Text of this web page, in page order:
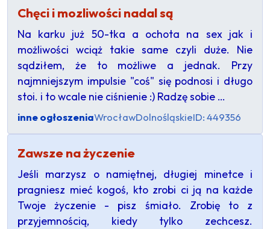
Chęci i mozliwości nadal są
Na karku już 50-tka a ochota na sex jak i
możliwości wciąż takie same czyli duże. Nie
sądziłem, że to możliwe a jednak. Przy
najmniejszym impulsie "coś" się podnosi i długo
stoi. i to wcale nie ciśnienie :) Radzę sobie …
inne ogłoszeniaWrocławDolnośląskieID: 449356
Zawsze na życzenie
Jeśli marzysz o namiętnej, długiej minetce i
pragniesz mieć kogoś, kto zrobi ci ją na każde
Twoje życzenie - pisz śmiało. Zrobię to z
przyjemnością, kiedy tylko zechcesz.